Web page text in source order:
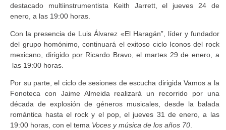
destacado multiinstrumentista Keith Jarrett, el jueves 24 de
enero, a las 19:00 horas.
Con la presencia de Luis Álvarez «El Haragán”, líder y fundador
del grupo homónimo, continuará el exitoso ciclo Iconos del rock
mexicano, dirigido por Ricardo Bravo, el martes 29 de enero, a
las 19:00 horas.
Por su parte, el ciclo de sesiones de escucha dirigida Vamos a la
Fonoteca con Jaime Almeida realizará un recorrido por una
década de explosión de géneros musicales, desde la balada
romántica hasta el rock y el pop, el jueves 31 de enero, a las
19:00 horas, con el tema Voces y música de los años 70.